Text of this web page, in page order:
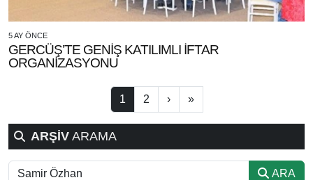
5 AY ÖNCE
GERCÜŞ’TE GENİŞ KATILIMLI İFTAR
ORGANİZASYONU
1 2 › »
ARŞİV ARAMA
ARA